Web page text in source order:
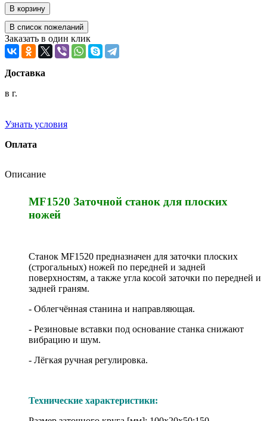
Заказать в один клик
Доставка
в г.
Узнать условия
Оплата
Описание
MF1520 Заточной станок для плоских
ножей
Станок MF1520 предназначен для заточки плоских
(строгальных) ножей по передней и задней
поверхностям, а также угла косой заточки по передней и
задней граням.
- Облегчённая станина и направляющая.
- Резиновые вставки под основание станка снижают
вибрацию и шум.
- Лёгкая ручная регулировка.
Технические характеристики: